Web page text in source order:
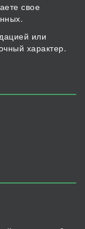
свое
или
характер.